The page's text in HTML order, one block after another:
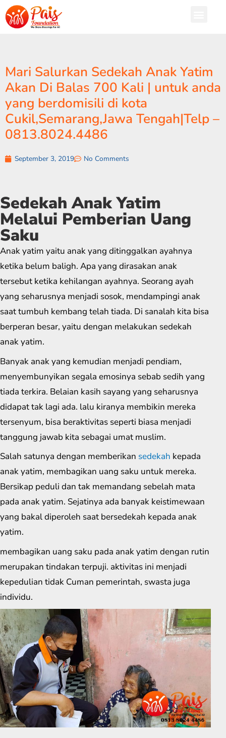
Mari Salurkan Sedekah Anak Yatim
Akan Di Balas 700 Kali | untuk anda
yang berdomisili di kota
Cukil,Semarang,Jawa Tengah|Telp –
0813.8024.4486
September 3, 2019 No Comments
Sedekah Anak Yatim
Melalui Pemberian Uang
Saku
Anak yatim yaitu anak yang ditinggalkan ayahnya
ketika belum baligh. Apa yang dirasakan anak
tersebut ketika kehilangan ayahnya. Seorang ayah
yang seharusnya menjadi sosok, mendampingi anak
saat tumbuh kembang telah tiada. Di sanalah kita bisa
berperan besar, yaitu dengan melakukan sedekah
anak yatim.
Banyak anak yang kemudian menjadi pendiam,
menyembunyikan segala emosinya sebab sedih yang
tiada terkira. Belaian kasih sayang yang seharusnya
didapat tak lagi ada. lalu kiranya membikin mereka
tersenyum, bisa beraktivitas seperti biasa menjadi
tanggung jawab kita sebagai umat muslim.
Salah satunya dengan memberikan sedekah kepada
anak yatim, membagikan uang saku untuk mereka.
Bersikap peduli dan tak memandang sebelah mata
pada anak yatim. Sejatinya ada banyak keistimewaan
yang bakal diperoleh saat bersedekah kepada anak
yatim.
membagikan uang saku pada anak yatim dengan rutin
merupakan tindakan terpuji. aktivitas ini menjadi
kepedulian tidak Cuman pemerintah, swasta juga
individu.